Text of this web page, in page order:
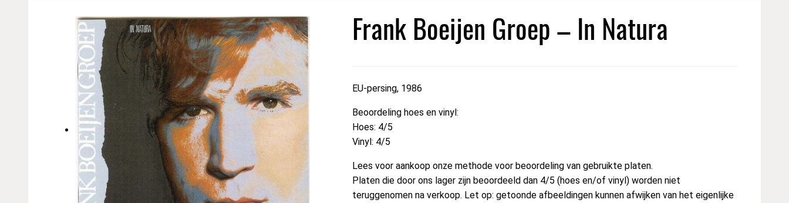
Frank Boeijen Groep – In Natura
EU-persing, 1986
Beoordeling hoes en vinyl:
Hoes: 4/5
Vinyl: 4/5
Lees voor aankoop onze methode voor beoordeling van gebruikte platen.
Platen die door ons lager zijn beoordeeld dan 4/5 (hoes en/of vinyl) worden niet
teruggenomen na verkoop. Let op: getoonde afbeeldingen kunnen afwijken van het eigenlijke